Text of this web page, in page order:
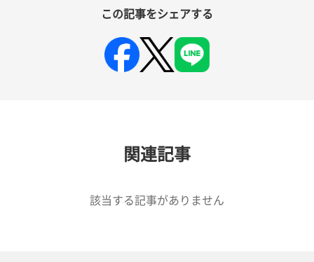
この記事をシェアする
関連記事
該当する記事がありません